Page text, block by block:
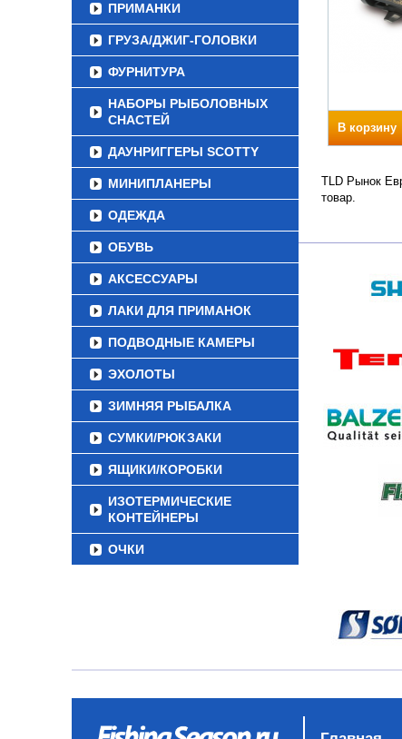
ПРИМАНКИ
ГРУЗА/ДЖИГ-ГОЛОВКИ
ФУРНИТУРА
НАБОРЫ РЫБОЛОВНЫХ
СНАСТЕЙ
ДАУНРИГГЕРЫ SCOTTY
МИНИПЛАНЕРЫ
ОДЕЖДА
ОБУВЬ
АКСЕССУАРЫ
ЛАКИ ДЛЯ ПРИМАНОК
ПОДВОДНЫЕ КАМЕРЫ
ЭХОЛОТЫ
ЗИМНЯЯ РЫБАЛКА
СУМКИ/РЮКЗАКИ
ЯЩИКИ/КОРОБКИ
ИЗОТЕРМИЧЕСКИЕ
КОНТЕЙНЕРЫ
ОЧКИ
В корзину
TLD Рынок
товар.